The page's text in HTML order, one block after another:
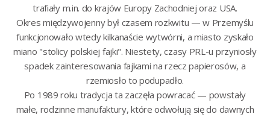
trafiały m.in. do krajów Europy Zachodniej oraz USA.
Okres międzywojenny był czasem rozkwitu — w Przemyślu
funkcjonowało wtedy kilkanaście wytwórni, a miasto zyskało
miano "stolicy polskiej fajki". Niestety, czasy PRL-u przyniosły
spadek zainteresowania fajkami na rzecz papierosów, a
rzemiosło to podupadło.
Po 1989 roku tradycja ta zaczęła powracać — powstały
małe, rodzinne manufaktury, które odwołują się do dawnych